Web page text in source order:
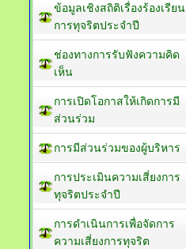
ข้อมูลเชิงสถิติเรื่องร้องเรียน
การทุจริตประจำปี
ช่องทางการรับฟังความคิด
เห็น
การเปิดโอกาสให้เกิดการมี
ส่วนร่วม
การมีส่วนร่วมของผู้บริหาร
การประเมินความเสี่ยงการ
ทุจริตประจำปี
การดำเนินการเพื่อจัดการ
ความเสี่ยงการทุจริต